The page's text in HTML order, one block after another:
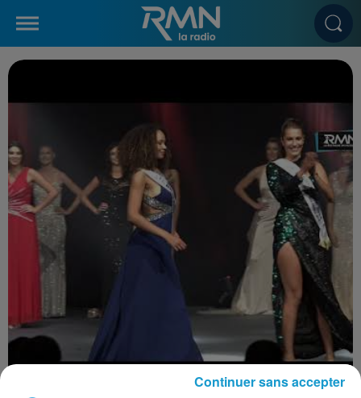
Continuer sans accepter